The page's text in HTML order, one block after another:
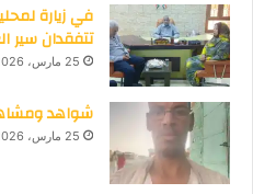
في زيارة
تتفقدان سير
25 مارس، 2026
شواهد
25 مارس، 2026